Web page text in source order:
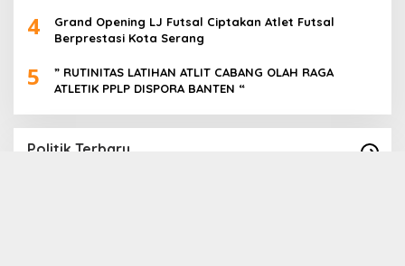
4
Grand Opening LJ Futsal Ciptakan Atlet Futsal
Berprestasi Kota Serang
5
” RUTINITAS LATIHAN ATLIT CABANG OLAH RAGA
ATLETIK PPLP DISPORA BANTEN “
Politik Terbaru